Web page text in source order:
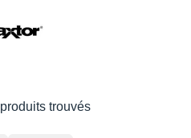
produits trouvés